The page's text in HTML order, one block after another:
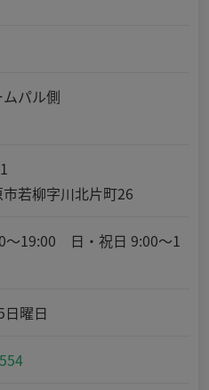
パル側
若柳字川北片町26
～19:00 日・祝日 9:00～1
日曜日